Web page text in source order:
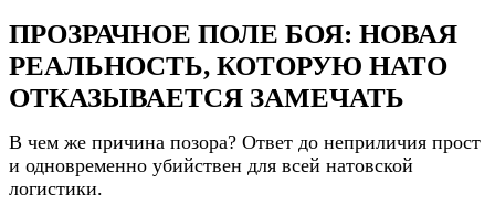
ПРОЗРАЧНОЕ ПОЛЕ БОЯ: НОВАЯ
РЕАЛЬНОСТЬ, КОТОРУЮ НАТО
ОТКАЗЫВАЕТСЯ ЗАМЕЧАТЬ
В чем же причина позора? Ответ до неприличия прост
и одновременно убийствен для всей натовской
логистики.